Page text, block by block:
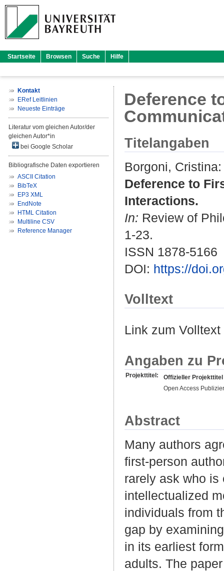
Startseite Browsen Suche Hilfe
Kontakt
ERef Leitlinien
Neueste Einträge
Literatur vom gleichen Autor/der
gleichen Autor*in
bei Google Scholar
Bibliografische Daten exportieren
ASCII Citation
BibTeX
EP3 XML
EndNote
HTML Citation
Multiline CSV
Reference Manager
Deference
Titelangaben
Borgoni, Cristina:
Deference to
Interactions.
In: Review of
1-23.
ISSN 1878-5166
DOI: https://
Volltext
Link zum
Angaben zu
Projekttitel:
Offizieller Projekttitel
Open Access
Abstract
Many authors
first-person
rarely ask who is
intellectualized
individuals from
gap by
in its earliest
adults. The